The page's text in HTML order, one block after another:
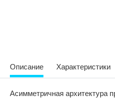
Описание Характеристики
Асимметричная архитектура